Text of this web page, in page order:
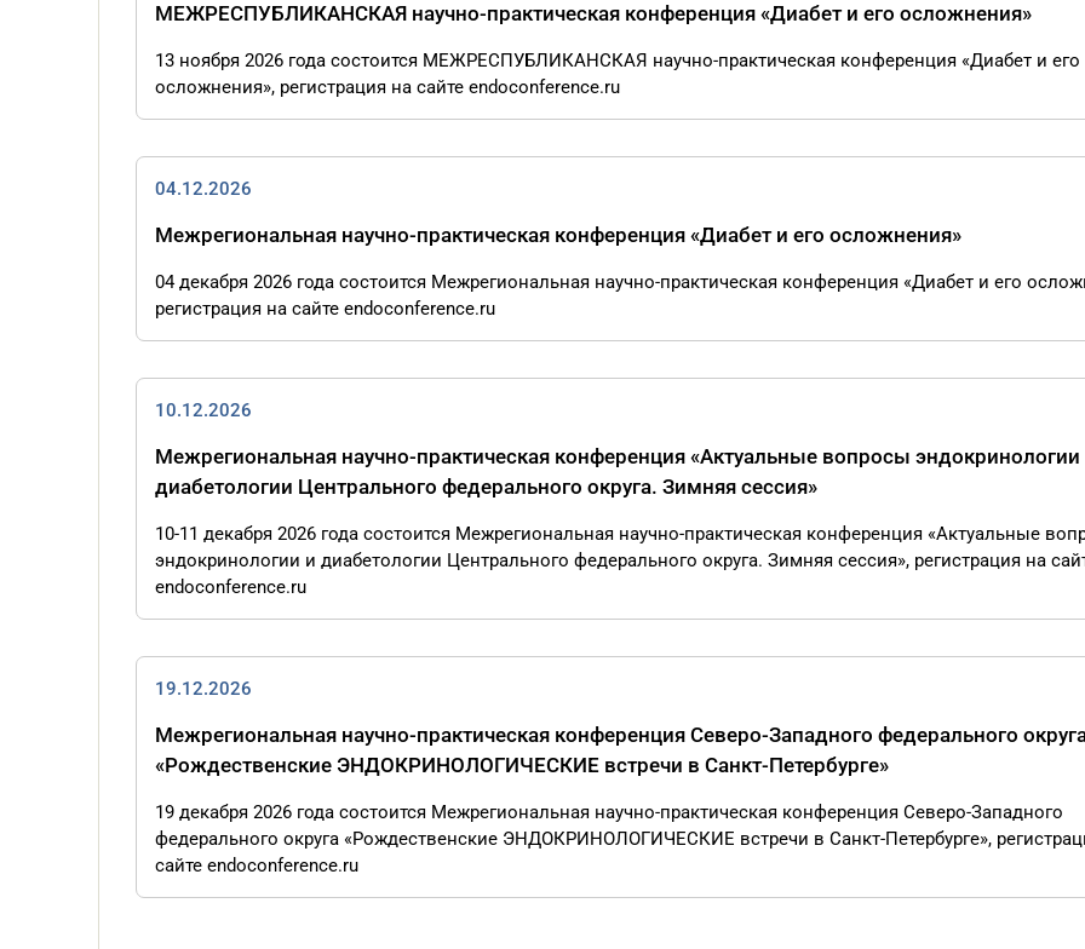
МЕЖРЕСПУБЛИКАНСКАЯ научно-практическая конференция «Диабет и его осложнения»
13 ноября 2026 года состоится МЕЖРЕСПУБЛИКАНСКАЯ научно-практическая конференция «Диабет и его
осложнения», регистрация на сайте endoconference.ru
04.12.2026
Межрегиональная научно-практическая конференция «Диабет и его осложнения»
04 декабря 2026 года состоится Межрегиональная научно-практическая конференция «Диабет и его
регистрация на сайте endoconference.ru
10.12.2026
Межрегиональная научно-практическая конференция «Актуальные вопросы эндокринологии
диабетологии Центрального федерального округа. Зимняя сессия»
10-11 декабря 2026 года состоится Межрегиональная научно-практическая конференция «Актуальные
эндокринологии и диабетологии Центрального федерального округа. Зимняя сессия», регистрация на
endoconference.ru
19.12.2026
Межрегиональная научно-практическая конференция Северо-Западного федерального
«Рождественские ЭНДОКРИНОЛОГИЧЕСКИЕ встречи в Санкт-Петербурге»
19 декабря 2026 года состоится Межрегиональная научно-практическая конференция Северо-Западного
федерального округа «Рождественские ЭНДОКРИНОЛОГИЧЕСКИЕ встречи в Санкт-Петербурге»,
сайте endoconference.ru